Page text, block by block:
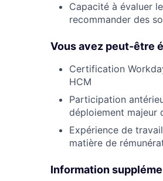
Capacité à évaluer
recommander des
Vous avez peut-être
Certification
HCM
Participation
déploiement majeur
Expérience de
matière de
Information